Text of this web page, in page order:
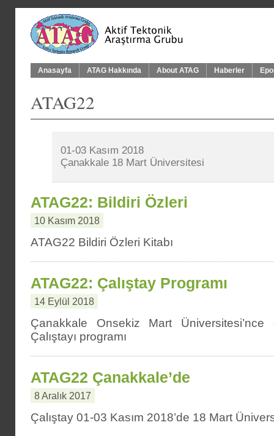
Anasayfa ATAG Hakkında About ATAG Haberler
ATAG22
01-03 Kasım 2018
Çanakkale 18 Mart Üniversitesi
ATAG22: Bildiri Özleri
10 Kasım 2018
ATAG22 Bildiri Özleri Kitabı
ATAG22: Çalıştay Programı
14 Eylül 2018
Çanakkale Onsekiz Mart
Çalıştayı programı
ATAG22 Çanakkale’de
8 Aralık 2017
Çalıştay 01-03 Kasım 2018’de 18 Mart